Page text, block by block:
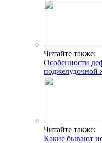
Читайте также:
Особенности
поджелудочной
Читайте также:
Какие бывают